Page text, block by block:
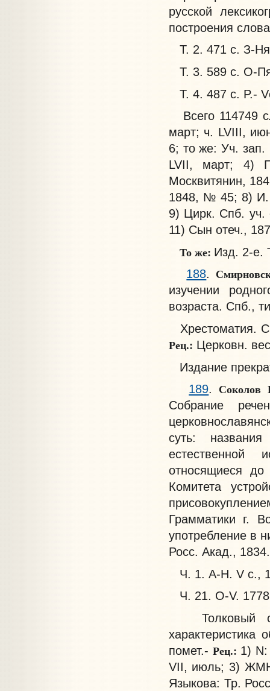
русской
построения
Т. 2. 471 с. З-
Т. 3. 589 с. О-
Т. 4. 487 с. P.-
Всего 114749
март; ч. LVIII,
6; то же: Уч.
LVII, март; 4)
Москвитянин,
1848, № 45; 8) И.
9) Цирк. Спб.
11) Сын отеч.,
То же: Изд. 2-е.
188.
изучении
возраста. Спб.,
Хрестоматия.
Рец.: Церковн.
Издание
189.
Собрание
суть:
естественной
относящиеся
Комитета
Грамматики г.
употребление в
Росс. Акад., 1834.
Ч. 1. А-Н. V с.,
Ч. 21. О-V.
Толковый
характеристика
помет.- Рец.: 1)
VII, июль; 3)
Языкова: Тр.